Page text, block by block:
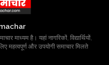
माध्यम है। यहां नागरिकों, विद्यार्थियों,
महत्वपूर्ण और उपयोगी समाचार मिलते